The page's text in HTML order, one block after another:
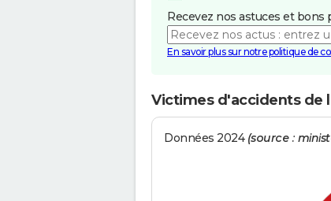
Recevez nos astuces et
En savoir plus sur notre politique de
Victimes d'accidents de
Données 2024 (source :